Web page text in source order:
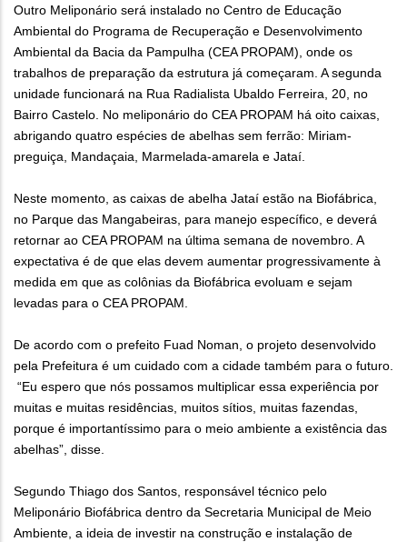
Outro Meliponário será instalado no Centro de Educação
Ambiental do Programa de Recuperação e Desenvolvimento
Ambiental da Bacia da Pampulha (CEA PROPAM), onde os
trabalhos de preparação da estrutura já começaram. A segunda
unidade funcionará na Rua Radialista Ubaldo Ferreira, 20, no
Bairro Castelo. No meliponário do CEA PROPAM há oito caixas,
abrigando quatro espécies de abelhas sem ferrão: Miriam-
preguiça, Mandaçaia, Marmelada-amarela e Jataí.
Neste momento, as caixas de abelha Jataí estão na Biofábrica,
no Parque das Mangabeiras, para manejo específico, e deverá
retornar ao CEA PROPAM na última semana de novembro. A
expectativa é de que elas devem aumentar progressivamente à
medida em que as colônias da Biofábrica evoluam e sejam
levadas para o CEA PROPAM.
De acordo com o prefeito Fuad Noman, o projeto desenvolvido
pela Prefeitura é um cuidado com a cidade também para o futuro.
“Eu espero que nós possamos multiplicar essa experiência por
muitas e muitas residências, muitos sítios, muitas fazendas,
porque é importantíssimo para o meio ambiente a existência das
abelhas”, disse.
Segundo Thiago dos Santos, responsável técnico pelo
Meliponário Biofábrica dentro da Secretaria Municipal de Meio
Ambiente, a ideia de investir na construção e instalação de